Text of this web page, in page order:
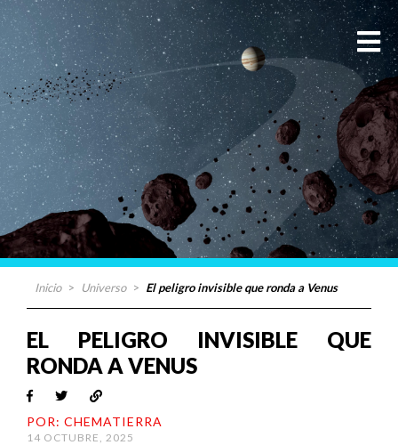
Inicio > Universo > El peligro invisible que ronda a Venus
EL PELIGRO INVISIBLE QUE
RONDA A VENUS
POR: CHEMATIERRA
14 OCTUBRE, 2025